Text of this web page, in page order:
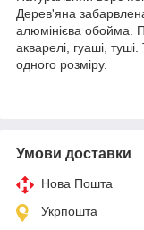
Дерев'яна
алюмінієва обойма.
акварелі, гуаші,
одного розміру.
Умови доставки
Нова Пошта
Укрпошта